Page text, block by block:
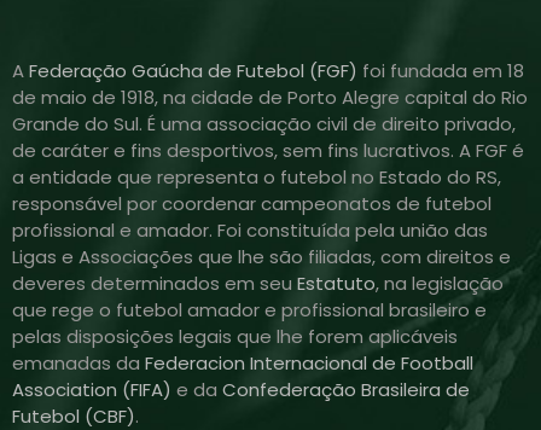
AFederação Gaúcha de Futebol (FGF) foi fundada em 18
de maio de 1918, na cidade de Porto Alegre capital do Rio
Grande do Sul. É uma associação civil de direito privado,
de caráter e fins desportivos, sem fins lucrativos. A FGF é
a entidade que representa o futebol no Estado do RS,
responsável por coordenar campeonatos de futebol
profissional e amador. Foi constituída pela união das
Ligas e Associações que lhe são filiadas, com direitos e
deveres determinados em seu Estatuto, na legislação
que rege o futebol amador e profissional brasileiro e
pelas disposições legais que lhe forem aplicáveis
emanadas da Federacion Internacional de Football
Association (FIFA) e da Confederação Brasileira de
Futebol (CBF).